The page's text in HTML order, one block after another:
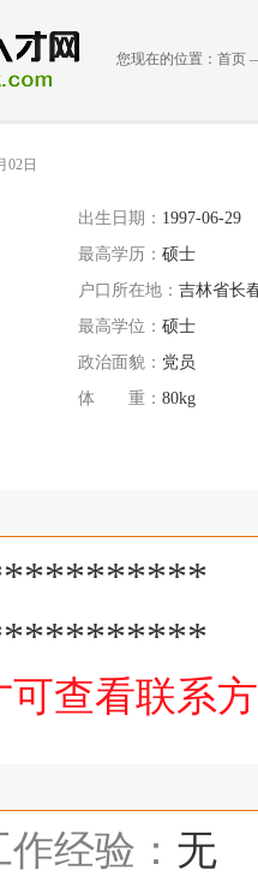
您现在的位置： 首页
02日
出生日期： 1997-06-29
最高学历： 硕士
户口所在地： 吉林省长
最高学位： 硕士
政治面貌： 党员
体 重： 80kg
可查看联
经验： 无